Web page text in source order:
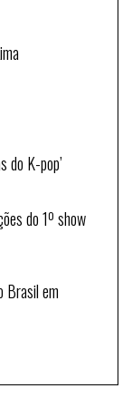
do K-pop’
do 1º show
Brasil em